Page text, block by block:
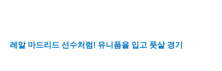
레알 마드리드 선수처럼 ! 유니폼을 입고 풋살 경기